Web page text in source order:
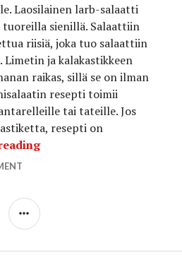
Laosilainen larb-salaatti
sienillä. Salaattiin
riisiä, joka tuo salaattiin
Limetin ja kalakastikkeen
raikas, sillä se on ilman
resepti toimii
tai tateille. Jos
resepti on
Kantarelli-larb -
SIDEBAR